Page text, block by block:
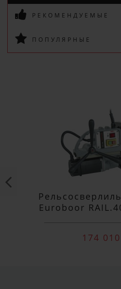
РЕКОМЕНДУЕМЫЕ
ПОПУЛЯРНЫЕ
Euroboor
174